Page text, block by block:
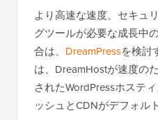
より高速な速度、セキュ
グツールが必要な成長中
合は、 DreamPressを検討
は、DreamHostが速度の
されたWordPressホステ
ッシュとCDNがデフォル